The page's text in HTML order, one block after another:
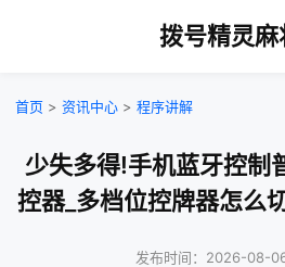
拨号精灵麻
首页 > 资讯中心 > 程序讲解
少失多得!手机蓝牙控制
控器_多档位控牌器怎么
发布时间：2026-08-